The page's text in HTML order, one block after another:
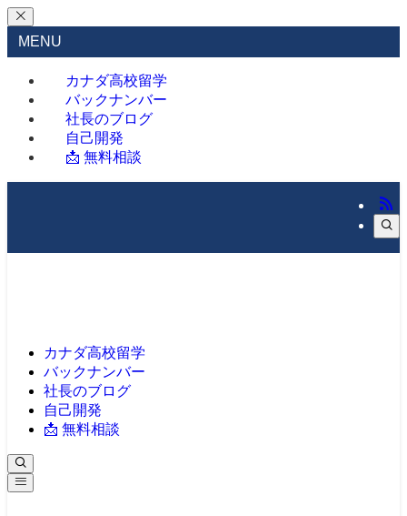
MENU
カナダ高校留学
バックナンバー
社長のブログ
自己開発
📩 無料相談
カナダ高校留学
バックナンバー
社長のブログ
自己開発
📩 無料相談